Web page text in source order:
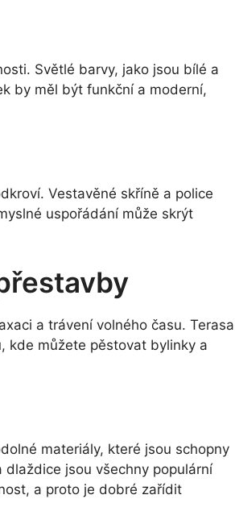
Světlé barvy, jako jsou bílé a
by měl být funkční a moderní,
Vestavěné skříně a police
uspořádání může skrýt
a trávení volného času. Terasa
kde můžete pěstovat bylinky a
materiály, které jsou schopny
jsou všechny populární
a proto je dobré zařídit